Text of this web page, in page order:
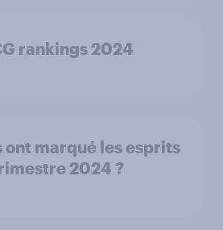
rankings 2024
ont marqué les esprits
2024 ?